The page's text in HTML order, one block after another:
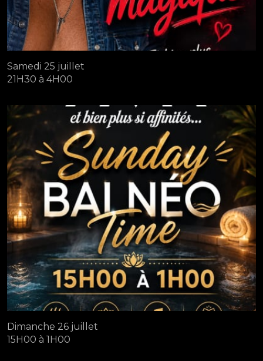
Samedi 25 juillet
21H30 à 4H00
Dimanche 26 juillet
15H00 à 1H00